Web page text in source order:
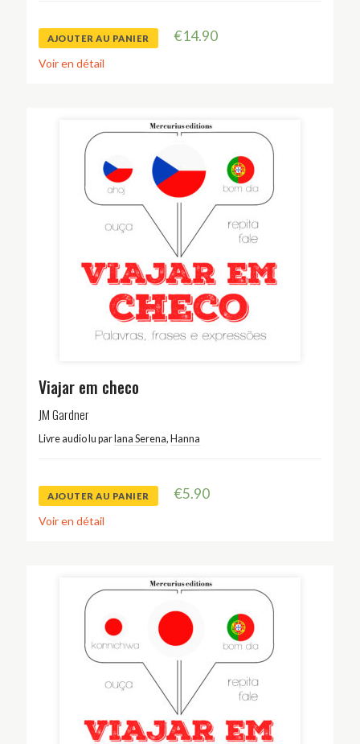
AJOUTER AU PANIER €14.90
Voir en détail
Viajar em checo
JM Gardner
Livre audio lu par Iana Serena, Hanna
AJOUTER AU PANIER €5.90
Voir en détail